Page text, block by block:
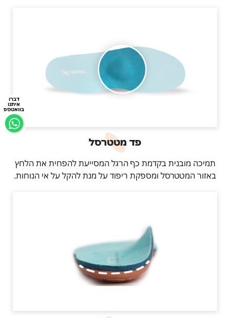
דברו
איתנו
בוואטספ
פד מטטרסל
תמיכה מובנית בקדמת כף הרגל המסייעת להפחית את הלחץ
באזור המטטרסל ומספקת ריפוד על מנת להקל על אי הנוחות.